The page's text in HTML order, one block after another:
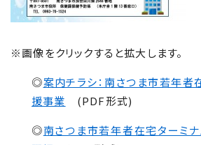
※画像をクリックすると拡大します。
◎案内チラシ：南さつま市若年者
援事業 (PDF形式)
◎南さつま市若年者在宅ターミ